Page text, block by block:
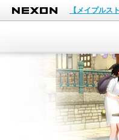
NEXON
【メイプルス